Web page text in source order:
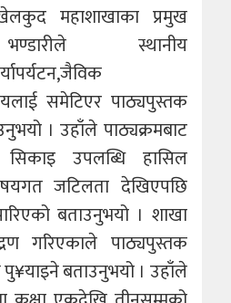
महाशाखाका प्रमुख
स्थानीय
समेटिएर पाठ्यपुस्तक
। उहाँले पाठ्यक्रमबाट
सिकाइ उपलब्धि हासिल
जटिलता देखिएपछि
बताउनुभयो । शाखा
गरिएकाले पाठ्यपुस्तक
पु¥याइने बताउनुभयो । उहाँले